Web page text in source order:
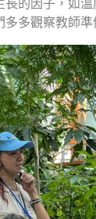
的因子，如
多觀察教師